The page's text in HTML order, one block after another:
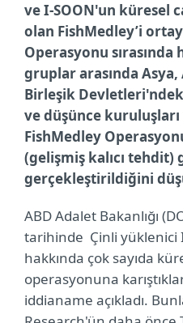
ve I-SOON'un küresel
olan FishMedley’i
Operasyonu sırasında
gruplar arasında
Birleşik
ve düşünce kuruluşları
FishMedley
(gelişmiş kalıcı tehdit)
gerçekleştirildiğini
ABD Adalet Bakanlığı
tarihinde Çinli yüklenici
hakkında çok sayıda
operasyonuna
iddianame açıkladı.